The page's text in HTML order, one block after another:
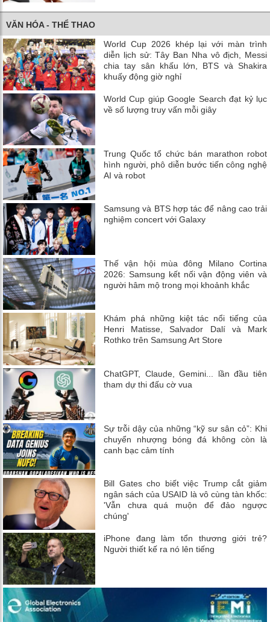
VĂN HÓA - THỂ THAO
World Cup 2026 khép lại với màn trình
diễn lịch sử: Tây Ban Nha vô địch, Messi
chia tay sân khấu lớn, BTS và Shakira
khuấy động giờ nghỉ
World Cup giúp Google Search đạt kỷ lục
về số lượng truy vấn mỗi giây
Trung Quốc tổ chức bán marathon robot
hình người, phô diễn bước tiến công nghệ
AI và robot
Samsung và BTS hợp tác để nâng cao trải
nghiệm concert với Galaxy
Thế vận hội mùa đông Milano Cortina
2026: Samsung kết nối vận động viên và
người hâm mộ trong mọi khoảnh khắc
Khám phá những kiệt tác nổi tiếng của
Henri Matisse, Salvador Dalí và Mark
Rothko trên Samsung Art Store
ChatGPT, Claude, Gemini... lần đầu tiên
tham dự thi đấu cờ vua
Sự trỗi dậy của những “kỹ sư sân cỏ”: Khi
chuyển nhượng bóng đá không còn là
canh bạc cảm tính
Bill Gates cho biết việc Trump cắt giảm
ngân sách của USAID là vô cùng tàn khốc:
'Vẫn chưa quá muộn để đảo ngược
chúng'
iPhone đang làm tổn thương giới trẻ?
Người thiết kế ra nó lên tiếng